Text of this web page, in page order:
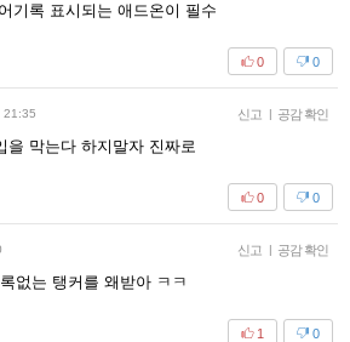
기록 표시되는 애드온이 필수
0
0
21:35 신고 | 공감 확인
을 막는다 하지말자 진짜로
0
0
신고 | 공감 확인
없는 탱커를 왜받아 ㅋㅋ
0
1